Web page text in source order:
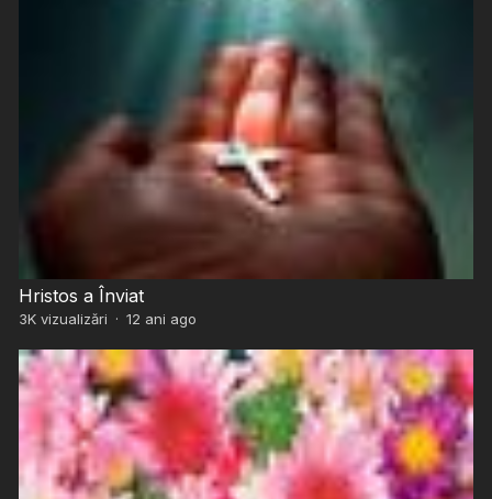
Hristos a Înviat
3Kvizualizări · 12 ani ago